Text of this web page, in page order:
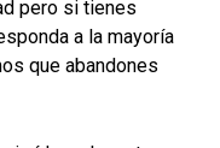
de la Web
pero si tienes
a la mayoría
que abandones